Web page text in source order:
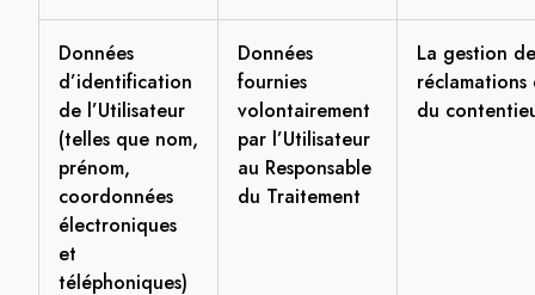
Données
d’identification
de l’Utilisateur
(telles que nom,
prénom,
coordonnées
électroniques
et
téléphoniques)
Données
fournies
volontairement
par l’Utilisateur
au Responsable
du Traitement
La gestion
réclamations
du